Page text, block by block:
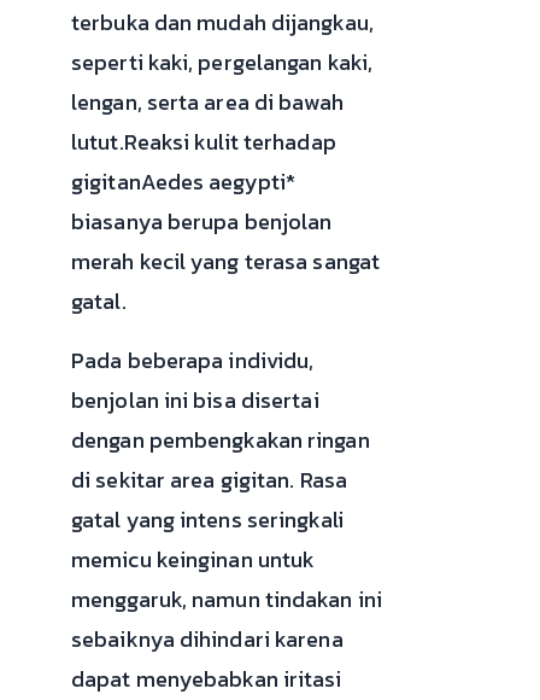
terbuka dan mudah dijangkau,
seperti kaki, pergelangan kaki,
lengan, serta area di bawah
lutut.Reaksi kulit terhadap
gigitanAedes aegypti*
biasanya berupa benjolan
merah kecil yang terasa sangat
gatal.
Pada beberapa individu,
benjolan ini bisa disertai
dengan pembengkakan ringan
di sekitar area gigitan. Rasa
gatal yang intens seringkali
memicu keinginan untuk
menggaruk, namun tindakan ini
sebaiknya dihindari karena
dapat menyebabkan iritasi